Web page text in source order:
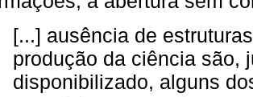
[...] ausência de
produção da ciência são,
disponibilizado, alguns